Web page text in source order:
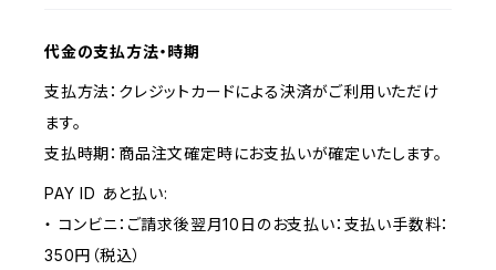
代金の支払方法・時期
支払方法：クレジットカードによる決済がご利用いただけ
ます。
支払時期：商品注文確定時にお支払いが確定いたします。
PAY ID あと払い:
・ コンビニ：ご請求後翌月10日のお支払い：支払い手数料：
350円（税込）